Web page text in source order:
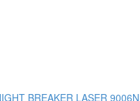
BREAKER LASER